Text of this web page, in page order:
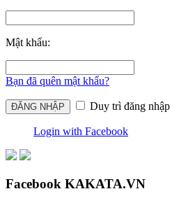
Mật khẩu:
Bạn đã quên mật khẩu?
Duy trì đăng nhập
Login with Facebook
Facebook KAKATA.VN